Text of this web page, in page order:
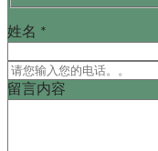
姓名 *
留言内容